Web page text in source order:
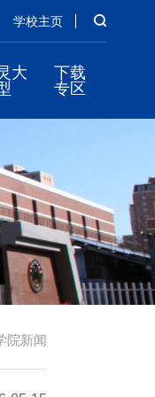
学校主页
大
下载
专区
院新闻